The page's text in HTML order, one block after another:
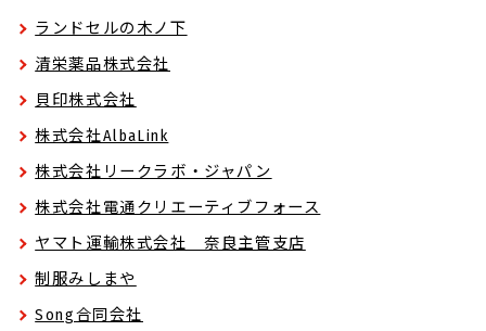
ランドセルの木ノ下
清栄薬品株式会社
貝印株式会社
株式会社AlbaLink
株式会社リークラボ・ジャパン
株式会社電通クリエーティブフォース
ヤマト運輸株式会社 奈良主管支店
制服みしまや
Song合同会社